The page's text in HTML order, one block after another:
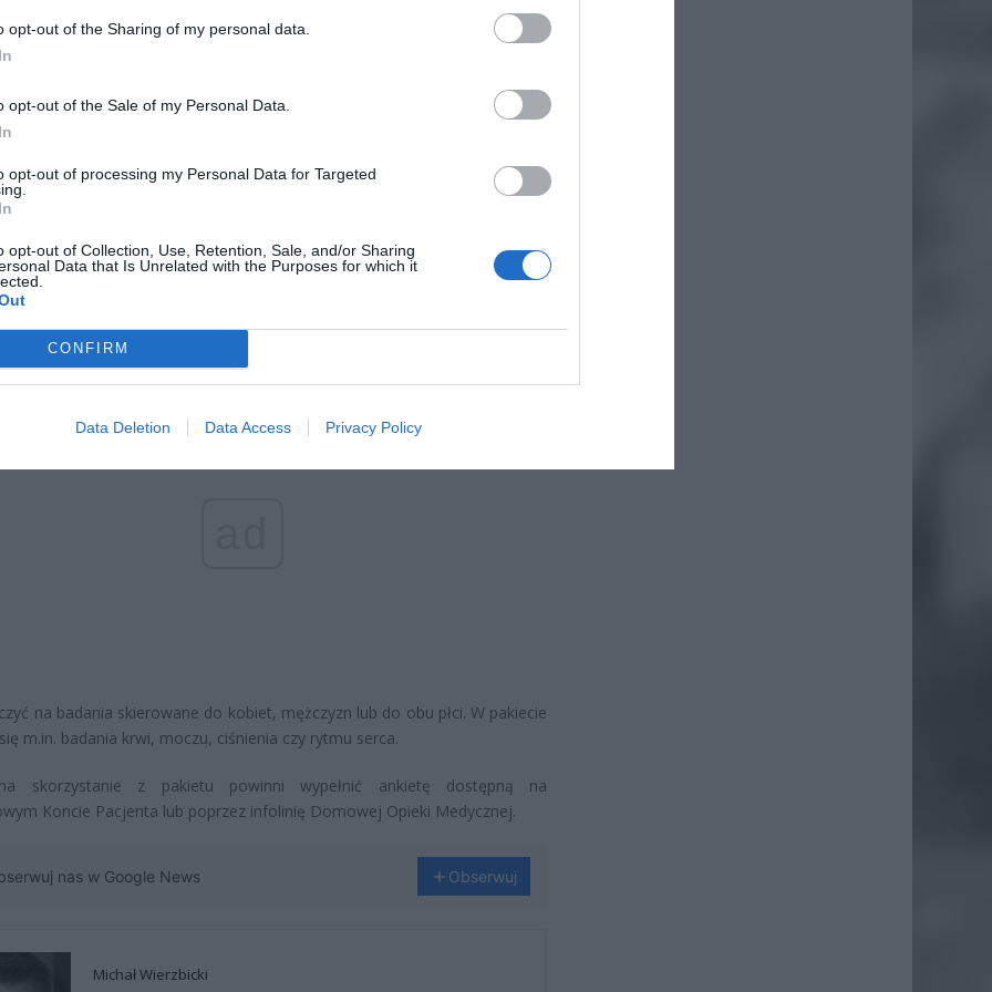
opt-out of the Sharing of my personal data.
opt-out of the Sale of my Personal Data.
opt-out of processing my Personal Data for Targeted
opt-out of Collection, Use, Retention, Sale, and/or Sharing
Data that Is Unrelated with the Purposes for which it
CONFIRM
Data Deletion Data Access Privacy Policy
Polacy po 40 roku życia otrzymają jednorazowy dostęp do
RÓWNIEŻ:
przecenił hit do kuchni. Air fryer tańszy aż o 150 zł, a to dopiero
dla milionów polskich rodzin. ZUS wypłacił już 173 mln zł.
wciąż można składać
na badania skierowane do kobiet, mężczyzn lub do obu płci. W pakiecie
m.in. badania krwi, moczu, ciśnienia czy rytmu serca.
skorzystanie z pakietu powinni wypełnić ankietę dostępną na
Koncie Pacjenta lub poprzez infolinię Domowej Opieki Medycznej.
nas w Google News Obserwuj
Michał Wierzbicki